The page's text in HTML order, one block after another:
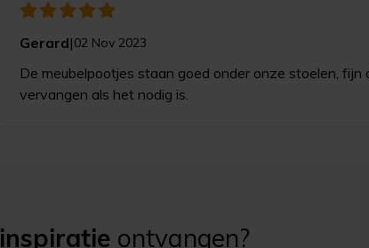
Gerard|02 Nov 2023
De meubelpootjes staan goed onder onze stoelen,
vervangen als het nodig is.
inspiratie ontvangen?